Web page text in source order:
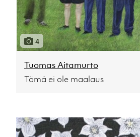
4
Tuomas Aitamurto
Tämä ei ole maalaus